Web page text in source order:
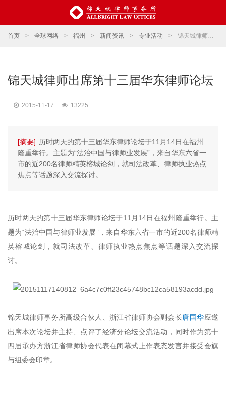
首页 > 全球网络 > 福州 > 新闻资讯 > 专业活动 > 锦天城律师出席第十三届华东律师论坛
锦天城律师出席第十三届华东律师论坛
2015-11-17 13225
[摘要] 历时两天的第十三届华东律师论坛于11月14日在福州
隆重举行。主题为“法治中国与律师业发展”，来自华东六省一
市的近200名律师精英榕城论剑，就司法改革、律师执业热点
焦点等话题深入交流探讨。
历时两天的第十三届华东律师论坛于11月14日在福州隆重举行。主
题为“法治中国与律师业发展”，来自华东六省一市的近200名律师精
英榕城论剑，就司法改革、律师执业热点焦点等话题深入交流探
讨。
锦天城律师事务所高级合伙人、浙江省律师协会副会长唐国华应邀
出席本次论坛并主持、点评了经济分论坛交流活动，同时作为第十
四届承办方浙江省律师协会代表在闭幕式上作表态发言并接受会旗
与组委会印章。